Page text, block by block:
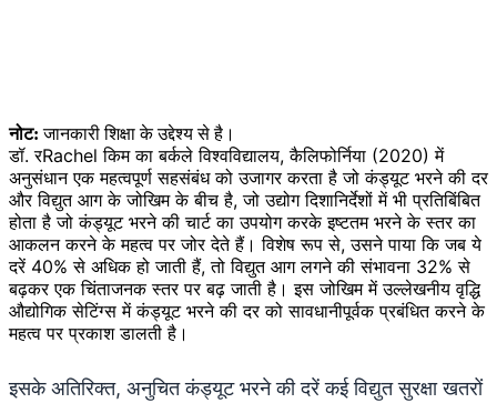
नोट:जानकारी शिक्षा के उद्देश्य से है।
डॉ. रRachel किम का बर्कले विश्वविद्यालय, कैलिफोर्निया (2020) में
अनुसंधान एक महत्वपूर्ण सहसंबंध को उजागर करता है जो कंड्यूट भरने की दर
और विद्युत आग के जोखिम के बीच है, जो उद्योग दिशानिर्देशों में भी प्रतिबिंबित
होता है जो कंड्यूट भरने की चार्ट का उपयोग करके इष्टतम भरने के स्तर का
आकलन करने के महत्व पर जोर देते हैं। विशेष रूप से, उसने पाया कि जब ये
दरें 40% से अधिक हो जाती हैं, तो विद्युत आग लगने की संभावना 32% से
बढ़कर एक चिंताजनक स्तर पर बढ़ जाती है। इस जोखिम में उल्लेखनीय वृद्धि
औद्योगिक सेटिंग्स में कंड्यूट भरने की दर को सावधानीपूर्वक प्रबंधित करने के
महत्व पर प्रकाश डालती है।
इसके अतिरिक्त, अनुचित कंड्यूट भरने की दरें कई विद्युत सुरक्षा खतरों